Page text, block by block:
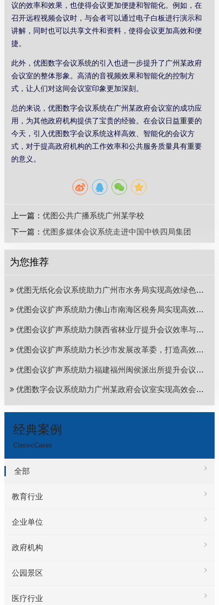
议的效率和效果，也使得会议更加便捷和智能化。例如，在
召开远程视频会议时，与会者可以通过电子白板进行演示和
讲解，同时也可以共享文件和资料，使得会议更加高效和便
捷。
此外，优图数字会议系统的引入也进一步提升了广州某政府
会议室的整体形象。高清的音视频效果和智能化的控制方
式，让人们对这间会议室印象更加深刻。
总的来说，优图数字会议系统在广州某政府会议室的成功应
用，为其他政府机构提供了宝贵的经验。在会议日益重要的
今天，引入优图数字会议系统这样高效、智能化的会议方
式，对于提高政府机构的工作效率和公共服务质量具有重要
的意义。
上一篇：优图公共广播系统广州某学校
下一篇：优图多媒体会议系统走进中国中铁四局集团
为您推荐
优图无纸化会议系统助力广州市水务局实现高效绿色会议
优图会议扩声系统助力佛山市南海区税务局实现高效会议沟通！
优图会议扩声系统助力陕西省林业厅提升会议效率与品质！
优图会议扩声系统助力长沙市发展改革委，打造高效会议体验！
优图会议扩声系统助力福建福州闽侯派出所提升会议效率
优图数字会议系统助力广州某政府会议室实现高效会议沟通
经典案例
ClassicCases
全部
教育行业
企业单位
政府机构
公园景区
医疗行业